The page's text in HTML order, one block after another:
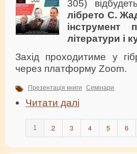
305)
лібрето С.
інструмент
літератури і
Захід проходитиме у
через платформу Zoom.
Презентація книги Семінари
Читати далі
1 2 3 4 5 6